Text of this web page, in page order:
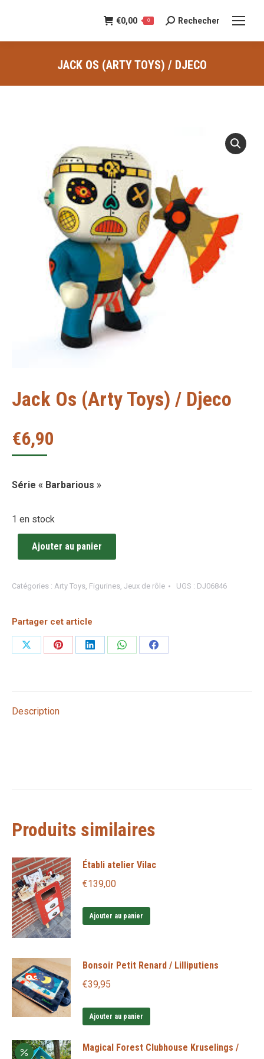
€0,00 0
Recherche
:
Rechecher
JACK OS (ARTY TOYS) / DJECO
Jack Os (Arty Toys) / Djeco
€6,90
Série « Barbarious »
1 en stock
Ajouter au panier
Catégories : Arty Toys, Figurines, Jeux de rôle UGS : DJ06846
Partager cet article
PartagerPartagerPartagerPartagerPartager
Description
Produits similaires
Établi atelier Vilac
€139,00
Ajouter au panier
Bonsoir Petit Renard / Lilliputiens
€39,95
Ajouter au panier
Magical Forest Clubhouse Kruselings /